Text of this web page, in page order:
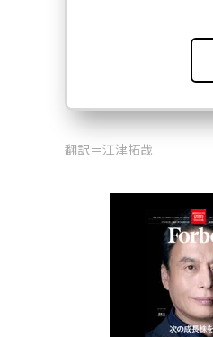
翻訳＝江津拓哉